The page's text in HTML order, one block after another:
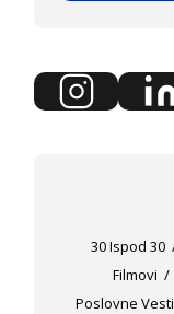
30 Ispod 30
Filmovi
Poslovne Vesti